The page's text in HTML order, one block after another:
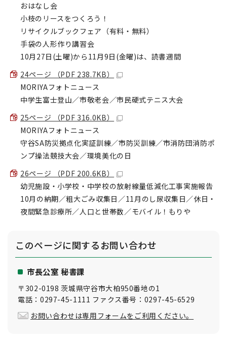
おはなし会
小枝のリースをつくろう！
リサイクルブックフェア（有料・無料）
手袋の人形作り講習会
10月27日(土曜)から11月9日(金曜)は、読書週間
24ページ （PDF 238.7KB）
MORIYAフォトニュース
中学生富士登山／市敬老会／市民硬式テニス大会
25ページ （PDF 316.0KB）
MORIYAフォトニュース
守谷SA防災拠点化実証訓練／市防災訓練／市消防団消防ポ
ンプ操法競技大会／環境美化の日
26ページ （PDF 200.6KB）
幼児施設・小学校・中学校の放射線量低減化工事実施報告
10月の納期／粗大ごみ収集日／11月のし尿収集日／休日・
夜間緊急診療所／人口と世帯数／モバイル！もりや
このページに関するお問い合わせ
市長公室 秘書課
〒302-0198 茨城県守谷市大柏950番地の1
電話：0297-45-1111 ファクス番号：0297-45-6529
お問い合わせは専用フォームをご利用ください。